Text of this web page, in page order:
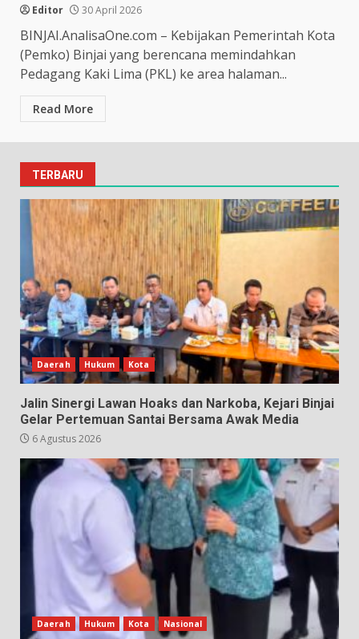
Editor 30 April 2026
BINJAI.AnalisaOne.com – Kebijakan Pemerintah Kota
(Pemko) Binjai yang berencana memindahkan
Pedagang Kaki Lima (PKL) ke area halaman...
Read More
TERBARU
Daerah Hukum Kota
Jalin Sinergi Lawan Hoaks dan Narkoba, Kejari Binjai
Gelar Pertemuan Santai Bersama Awak Media
6 Agustus 2026
Daerah Hukum Kota Nasional